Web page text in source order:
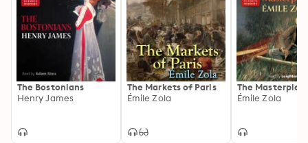
The Bostonians
Henry James
The Markets of Paris
Émile Zola
The
Émile Zola